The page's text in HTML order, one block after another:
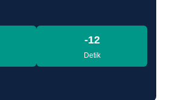
-13
Detik